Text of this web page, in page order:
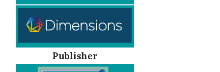
Publisher